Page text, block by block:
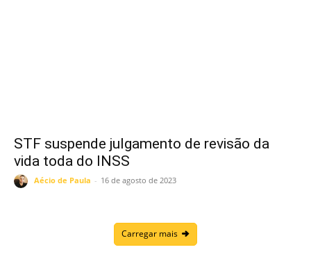
STF suspende julgamento de revisão da
vida toda do INSS
Aécio de Paula - 16 de agosto de 2023
Carregar mais